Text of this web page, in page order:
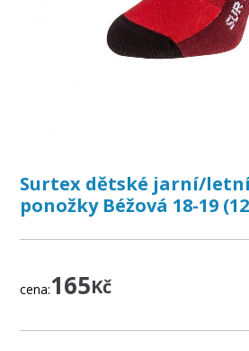
Surtex dětské jarní/
ponožky Béžová 18-19
cena:165Kč